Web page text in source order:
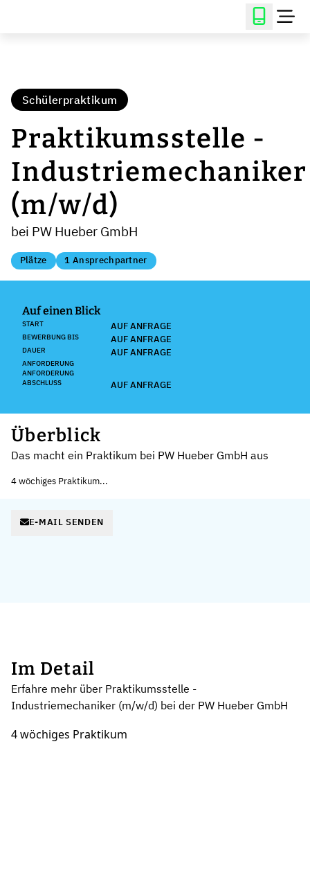
Schülerpraktikum
Praktikumsstelle -
Industriemechaniker
(m/w/d)
bei PW Hueber GmbH
Plätze 1 Ansprechpartner
Auf einen Blick
START AUF ANFRAGE
BEWERBUNG BIS AUF ANFRAGE
DAUER AUF ANFRAGE
ANFORDERUNG
ANFORDERUNG
ABSCHLUSS
AUF ANFRAGE
Überblick
Das macht ein Praktikum bei PW Hueber GmbH aus
4 wöchiges Praktikum...
E-MAIL SENDEN
Im Detail
Erfahre mehr über Praktikumsstelle -
Industriemechaniker (m/w/d) bei der PW Hueber GmbH
4 wöchiges Praktikum